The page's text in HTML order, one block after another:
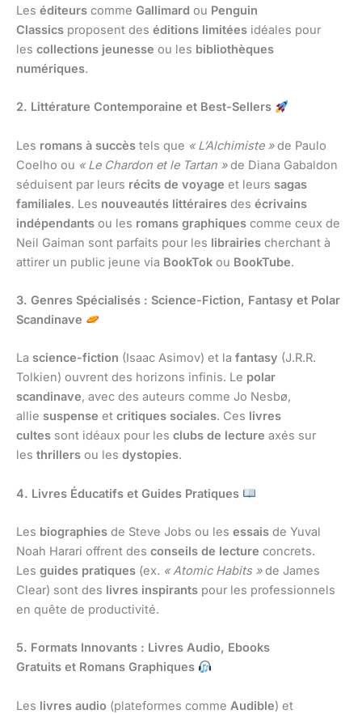
Les éditeurs comme Gallimard ou Penguin
Classics proposent des éditions limitées idéales pour
les collections jeunesse ou les bibliothèques
numériques.
2. Littérature Contemporaine et Best-Sellers
Les romans à succès tels que « L’Alchimiste »de Paulo
Coelho ou « Le Chardon et le Tartan »de Diana Gabaldon
séduisent par leurs récits de voyage et leurs sagas
familiales. Les nouveautés littéraires des écrivains
indépendants ou les romans graphiques comme ceux de
Neil Gaiman sont parfaits pour les librairies cherchant à
attirer un public jeune via BookTok ou BookTube.
3. Genres Spécialisés : Science-Fiction, Fantasy et Polar
Scandinave
La science-fiction (Isaac Asimov) et la fantasy (J.R.R.
Tolkien) ouvrent des horizons infinis. Le polar
scandinave, avec des auteurs comme Jo Nesbø,
allie suspense et critiques sociales. Ces livres
cultes sont idéaux pour les clubs de lecture axés sur
les thrillers ou les dystopies.
4. Livres Éducatifs et Guides Pratiques
Les biographies de Steve Jobs ou les essais de Yuval
Noah Harari offrent des conseils de lecture concrets.
Les guides pratiques (ex. « Atomic Habits »de James
Clear) sont des livres inspirants pour les professionnels
en quête de productivité.
5. Formats Innovants : Livres Audio, Ebooks
Gratuits et Romans Graphiques
Les livres audio (plateformes comme Audible) et